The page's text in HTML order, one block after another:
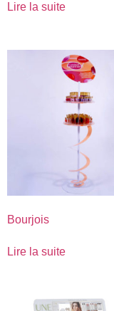
Lire la suite
Bourjois
Lire la suite